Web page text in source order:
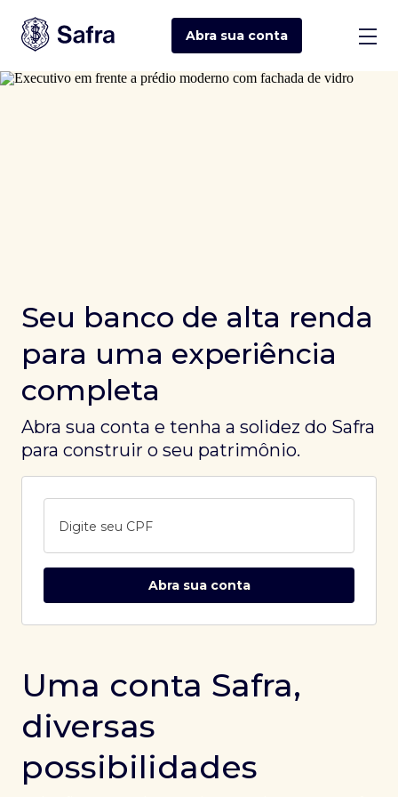
Abra sua conta
Seu banco de alta renda
para uma experiência
completa
Abra sua conta e tenha a solidez do Safra
para construir o seu patrimônio.
Digite seu CPF
Abra sua conta
Uma conta Safra,
diversas
possibilidades